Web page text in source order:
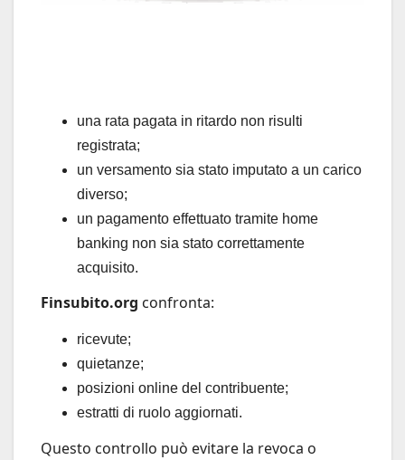
una rata pagata in ritardo non risulti
registrata;
un versamento sia stato imputato a un carico
diverso;
un pagamento effettuato tramite home
banking non sia stato correttamente
acquisito.
Finsubito.org confronta:
ricevute;
quietanze;
posizioni online del contribuente;
estratti di ruolo aggiornati.
Questo controllo può evitare la revoca o